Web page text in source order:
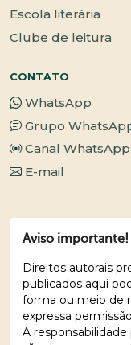
Escola literária
Clube de leitura
CONTATO
WhatsApp
Grupo
Canal WhatsApp
E-mail
Aviso importante!
Direitos autorais
publicados aqui
forma ou meio de
expressa
A